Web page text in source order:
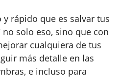
rápido que es salvar tus
no solo eso, sino que con
cualquiera de tus
más detalle en las
e incluso para